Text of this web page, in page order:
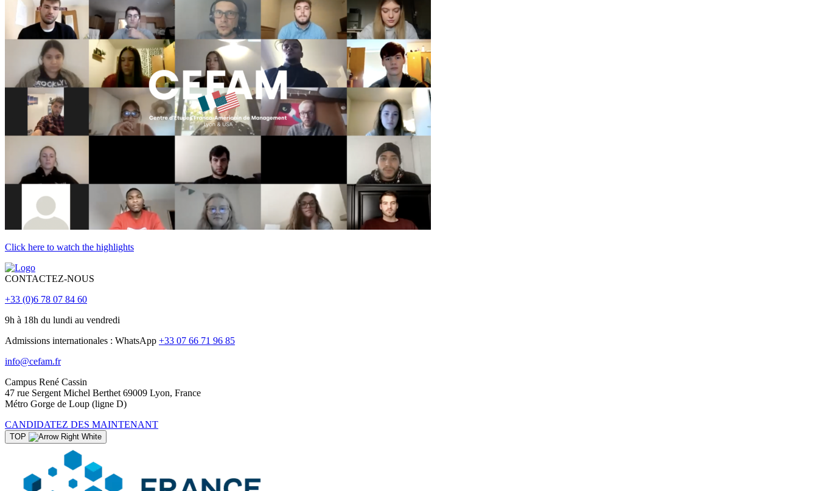
Click here to watch the highlights
CONTACTEZ-NOUS
+33 (0)6 78 07 84 60
9h à 18h du lundi au vendredi
Admissions internationales : WhatsApp +33 07 66 71 96 85
info@cefam.fr
Campus René Cassin
47 rue Sergent Michel Berthet 69009 Lyon, France
Métro Gorge de Loup (ligne D)
CANDIDATEZ DES MAINTENANT
TOP